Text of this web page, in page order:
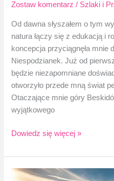
Zostaw komentarz / Szlaki i
Od dawna słyszałem o tym
natura łączy się z edukacją i
koncepcja przyciągnęła mnie
Niespodzianek. Już od
będzie niezapomniane
otworzyło przede mną świat
Otaczające mnie góry
wyjątkowego
Leśny
Niespodzianek
w
Dowiedz się więcej »